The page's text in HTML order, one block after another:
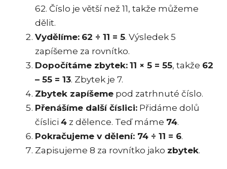
62. Číslo je větší než 11, takže můžeme
dělit.
Vydělíme: 62 ÷ 11 = 5. Výsledek 5
zapíšeme za rovnítko.
Dopočítáme zbytek: 11 × 5 = 55, takže 62
– 55 = 13. Zbytek je 7.
Zbytek zapíšeme pod zatrhnuté číslo.
Přenášíme další číslici: Přidáme dolů
číslici 4 z dělence. Teď máme 74.
Pokračujeme v dělení: 74 ÷ 11 = 6.
Zapisujeme 8 za rovnítko jako zbytek.